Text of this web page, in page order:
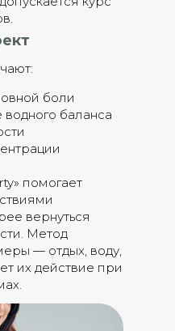
боли
баланса
помогает
вернуться
Метод
— отдых, воду,
их действие при